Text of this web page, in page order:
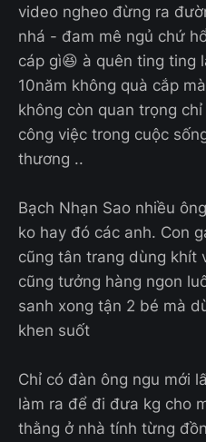
video ngheo đừng ra
nhá - đam mê ngủ chứ
cáp gì😆 à quên ting ting
10năm không quà cắp
không còn quan trọng
công việc trong cuộc
thương ..
Bạch Nhạn Sao nhiều
ko hay đó các anh. Con
cũng tân trang dùng khít
cũng tưởng hàng ngon
sanh xong tận 2 bé mà
khen suốt
Chỉ có đàn ông ngu mới
làm ra để đi đưa kg cho
thằng ở nhà tính từng